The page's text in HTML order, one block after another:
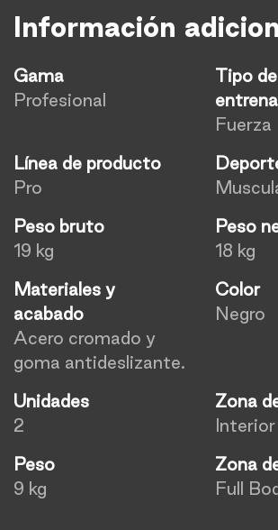
Información
Gama
Profesional
Tipo de
Fuerza
Línea de producto
Pro
Peso bruto
19 kg
Peso
18 kg
Materiales y
acabado
Acero cromado y
goma antideslizante.
Color
Negro
Unidades
2
Zona
Interior
Peso
9 kg
Zona
Full